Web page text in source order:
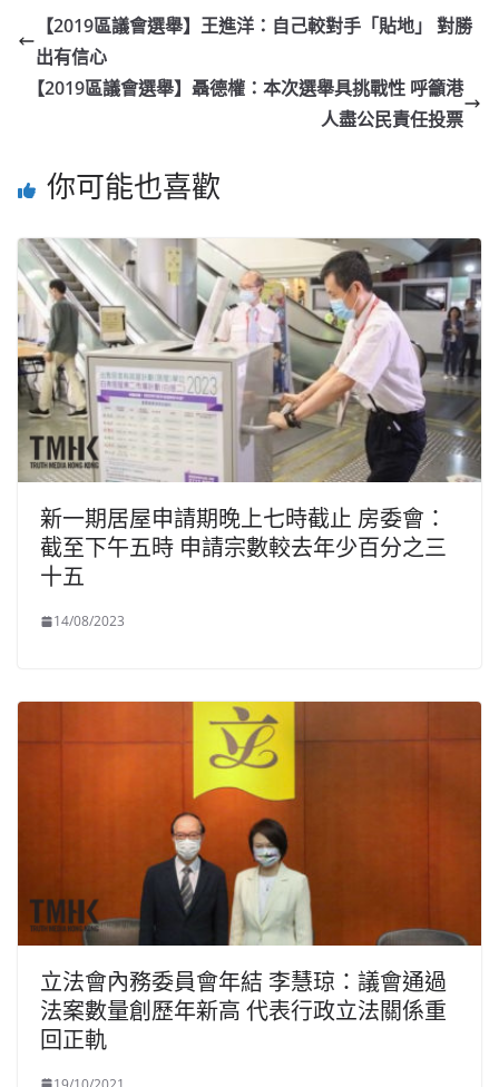
【2019區議會選舉】王進洋：自己較對手「貼地」 對勝
出有信心
【2019區議會選舉】聶德權：本次選舉具挑戰性 呼籲港
人盡公民責任投票
你可能也喜歡
新一期居屋申請期晚上七時截止 房委會：
截至下午五時 申請宗數較去年少百分之三
十五
14/08/2023
立法會內務委員會年結 李慧琼：議會通過
法案數量創歷年新高 代表行政立法關係重
回正軌